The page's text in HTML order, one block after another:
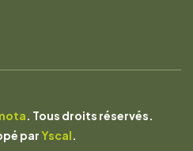
. Tous droits réservés.
parYscal.